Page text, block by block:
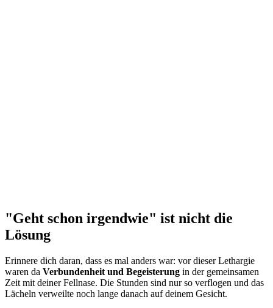
"Geht schon irgendwie" ist nicht die
Lösung
Erinnere dich daran, dass es mal anders war: vor dieser Lethargie
waren da Verbundenheit und Begeisterung in der gemeinsamen
Zeit mit deiner Fellnase. Die Stunden sind nur so verflogen und das
Lächeln verweilte noch lange danach auf deinem Gesicht.